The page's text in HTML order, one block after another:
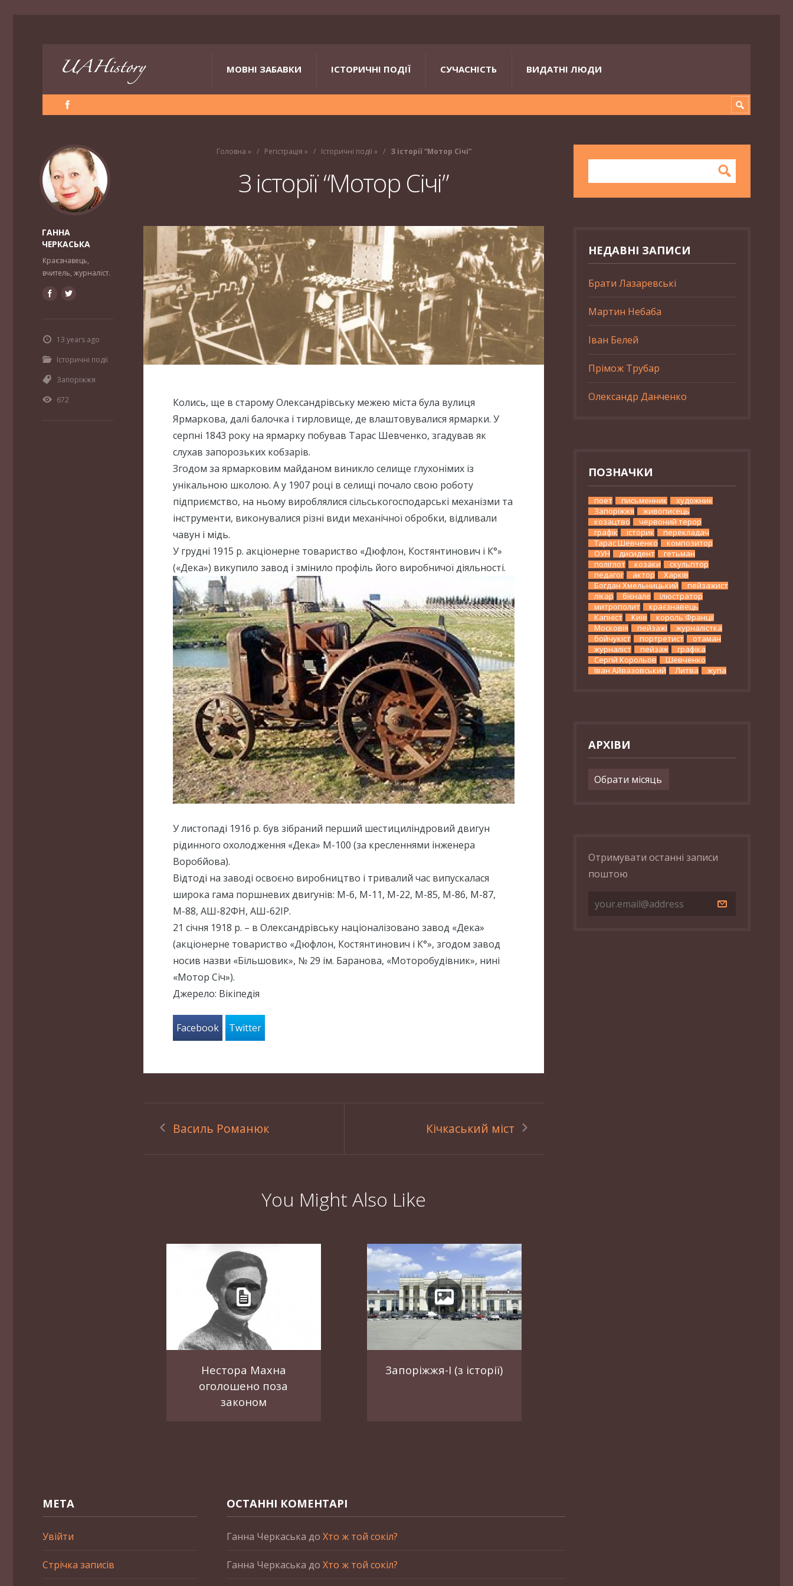
МОВНІ ЗАБАВКИ ІСТОРИЧНІ ПОДІЇ СУЧАСНІСТЬ ВИДАТНІ ЛЮДИ
Головна » Регістрація » Історичні події» З історії “Мотор Січі”
З історії “Мотор Січі”
Колись, ще в старому Олександрівську межею міста була вулиця
Ярмаркова, далі балочка і тирловище, де влаштовувалися ярмарки. У
серпні 1843 року на ярмарку побував Тарас Шевченко, згадував як
слухав запорозьких кобзарів.
Згодом за ярмарковим майданом виникло селище глухонімих із
унікальною школою. А у 1907 році в селищі почало свою роботу
підприємство, на ньому вироблялися сільськогосподарські механізми та
інструменти, виконувалися різні види механічної обробки, відливали
чавун і мідь.
У грудні 1915 р. акціонерне товариство «Дюфлон, Костянтинович і К°»
(«Дека») викупило завод і змінило профіль його виробничої діяльності.
У листопаді 1916 р. був зібраний перший шестициліндровий двигун
рідинного охолодження «Дека» М-100 (за кресленнями інженера
Воробйова).
Відтоді на заводі освоєно виробництво і тривалий час випускалася
широка гама поршневих двигунів: М-6, М-11, М-22, М-85, М-86, М-87,
М-88, АШ-82ФН, АШ-62ІР.
21 січня 1918 р. – в Олександрівську націоналізовано завод «Дека»
(акціонерне товариство «Дюфлон, Костянтинович і К°», згодом завод
носив назви «Більшовик», № 29 ім. Баранова, «Моторобудівник», нині
«Мотор Січ»).
Джерело: Вікіпедія
Facebook Twitter
Василь Романюк Кічкаський міст
You Might Also Like
Нестора Махна
оголошено поза
законом
Запоріжжя-І (з історії)
ГАННА
ЧЕРКАСЬКА
Краєзнавець,
вчитель, журналіст.
13 years ago
Історичні події
Запоріжжя
672
НЕДАВНІ ЗАПИСИ
Брати Лазаревські
Мартин Небаба
Іван Белей
Прімож Трубар
Олександр Данченко
ПОЗНАЧКИ
поет письменник
художник
Запоріжжя
живописець
козацтво
червоний терор
графік
історик
перекладач
Тарас Шевченко
композитор
ОУН
дисидент
гетьман
поліглот
козаки
скульптор
педагог
актор
Харків
Богдан Хмельницький
пейзажист
лікар
бієнале
ілюстратор
митрополит
краєзнавець
Капніст
Київ
король Франції
Московія
пейзажі
журналістка
бойчукіст
портретист
отаман
журналіст
пейзаж
графіка
Сергій Корольов
Шевченко
Іван Айвазовський
Литва жупа
АРХІВИ
Архіви
Отримувати останні записи
поштою
МЕТА
Увійти
Стрічка записів
ОСТАННІ КОМЕНТАРІ
Ганна Черкаська до Хто ж той сокіл?
Ганна Черкаська до Хто ж той сокіл?